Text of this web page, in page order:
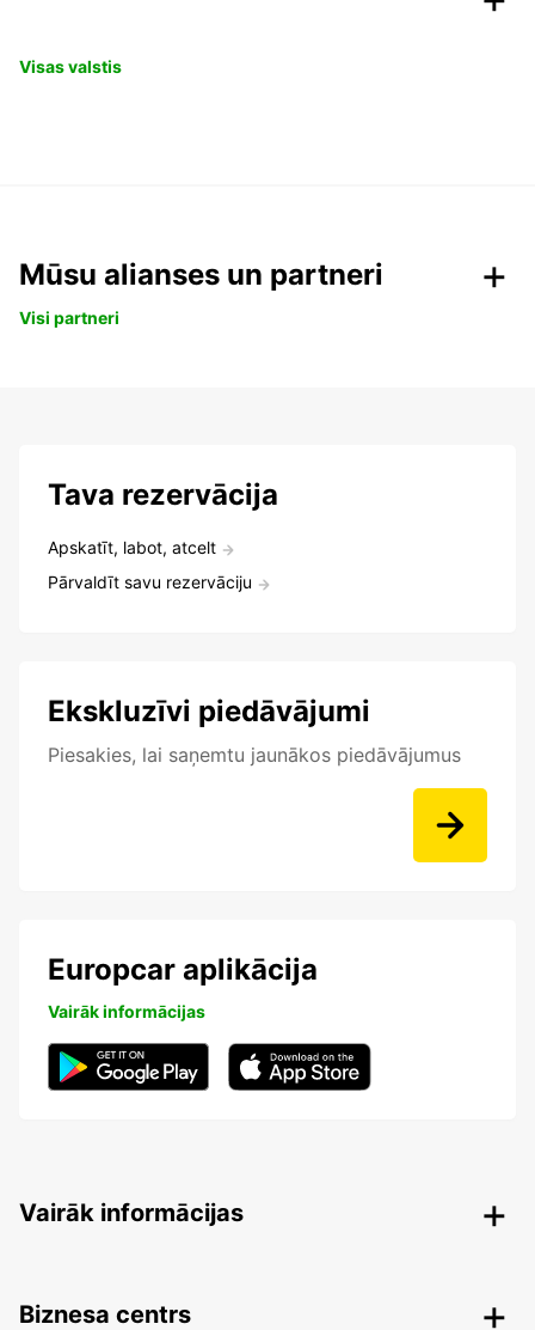
Visas valstis
Mūsu alianses un partneri
Visi partneri
Tava rezervācija
Apskatīt, labot, atcelt
Pārvaldīt savu rezervāciju
Ekskluzīvi piedāvājumi
Piesakies, lai saņemtu jaunākos piedāvājumus
Europcar aplikācija
Vairāk informācijas
Vairāk informācijas
Biznesa centrs